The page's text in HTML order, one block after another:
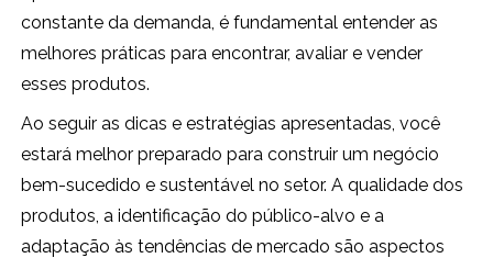
constante da demanda, é fundamental entender as
melhores práticas para encontrar, avaliar e vender
esses produtos.
Ao seguir as dicas e estratégias apresentadas, você
estará melhor preparado para construir um negócio
bem-sucedido e sustentável no setor. A qualidade dos
produtos, a identificação do público-alvo e a
adaptação às tendências de mercado são aspectos